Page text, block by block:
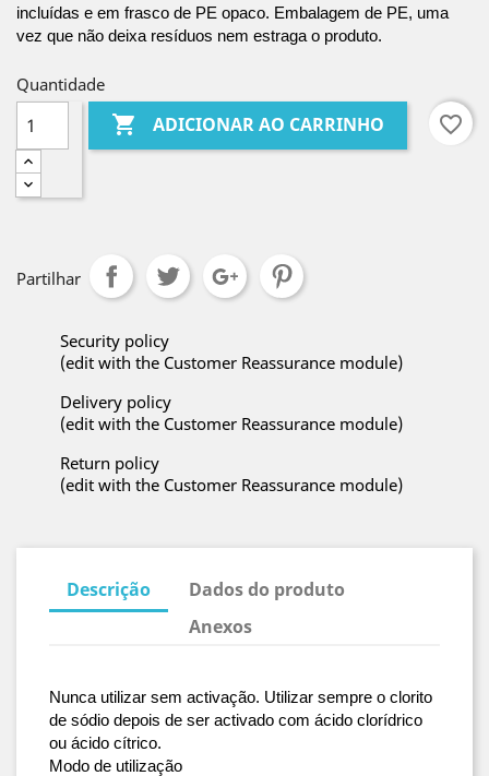
incluídas e em frasco de PE opaco. Embalagem de PE, uma
vez que não deixa resíduos nem estraga o produto.
Quantidade
 ADICIONAR AO CARRINHO favorite_border
Partilhar
Security policy
(edit with the Customer Reassurance module)
Delivery policy
(edit with the Customer Reassurance module)
Return policy
(edit with the Customer Reassurance module)
Descrição
Dados do produto
Anexos
Nunca utilizar sem activação. Utilizar sempre o clorito
de sódio depois de ser activado com ácido clorídrico
ou ácido cítrico.
Modo de utilização